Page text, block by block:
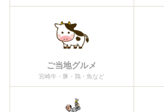
ご当地グルメ
宮崎牛・豚・鶏・魚など